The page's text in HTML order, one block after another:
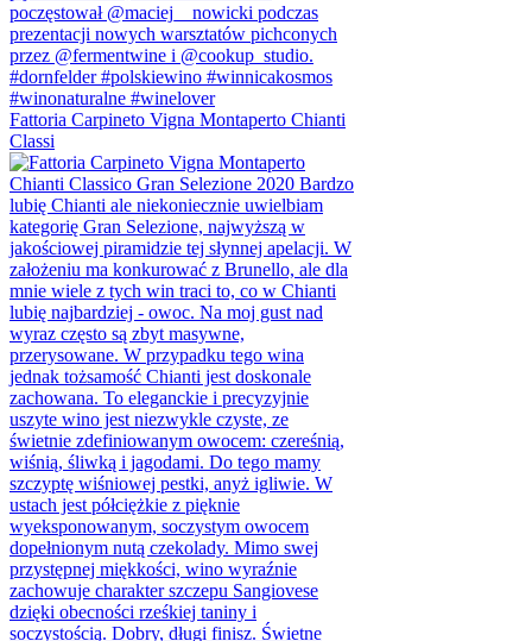
Fattoria Carpineto Vigna Montaperto Chianti
Classi